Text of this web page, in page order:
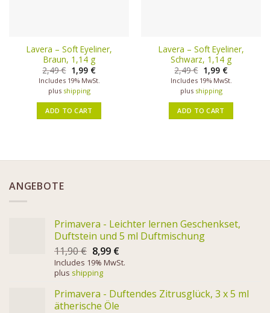
Lavera – Soft Eyeliner,
Braun, 1,14 g
2,49€ 1,99 €
Includes 19% MwSt.
plus shipping
ADD TO CART
Lavera – Soft Eyeliner,
Schwarz, 1,14 g
2,49€ 1,99 €
Includes 19% MwSt.
plus shipping
ADD TO CART
ANGEBOTE
Primavera - Leichter lernen Geschenkset,
Duftstein und 5 ml Duftmischung
11,90€ 8,99 €
Includes 19% MwSt.
plus shipping
Primavera - Duftendes Zitrusglück, 3 x 5 ml
ätherische Öle